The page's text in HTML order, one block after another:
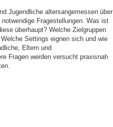
Jugendliche altersangemessen über
Fragestellungen. Was ist
überhaupt? Welche Zielgruppen
Settings eignen sich und wie
Eltern und
Fragen werden versucht praxisnah